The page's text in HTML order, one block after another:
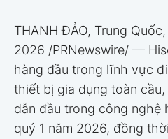
THANH ĐẢO, Trung
2026 /PRNewswire/ —
hàng đầu trong lĩnh vực
thiết bị gia dụng toàn
dẫn đầu trong công nghệ
quý 1 năm 2026, đồng